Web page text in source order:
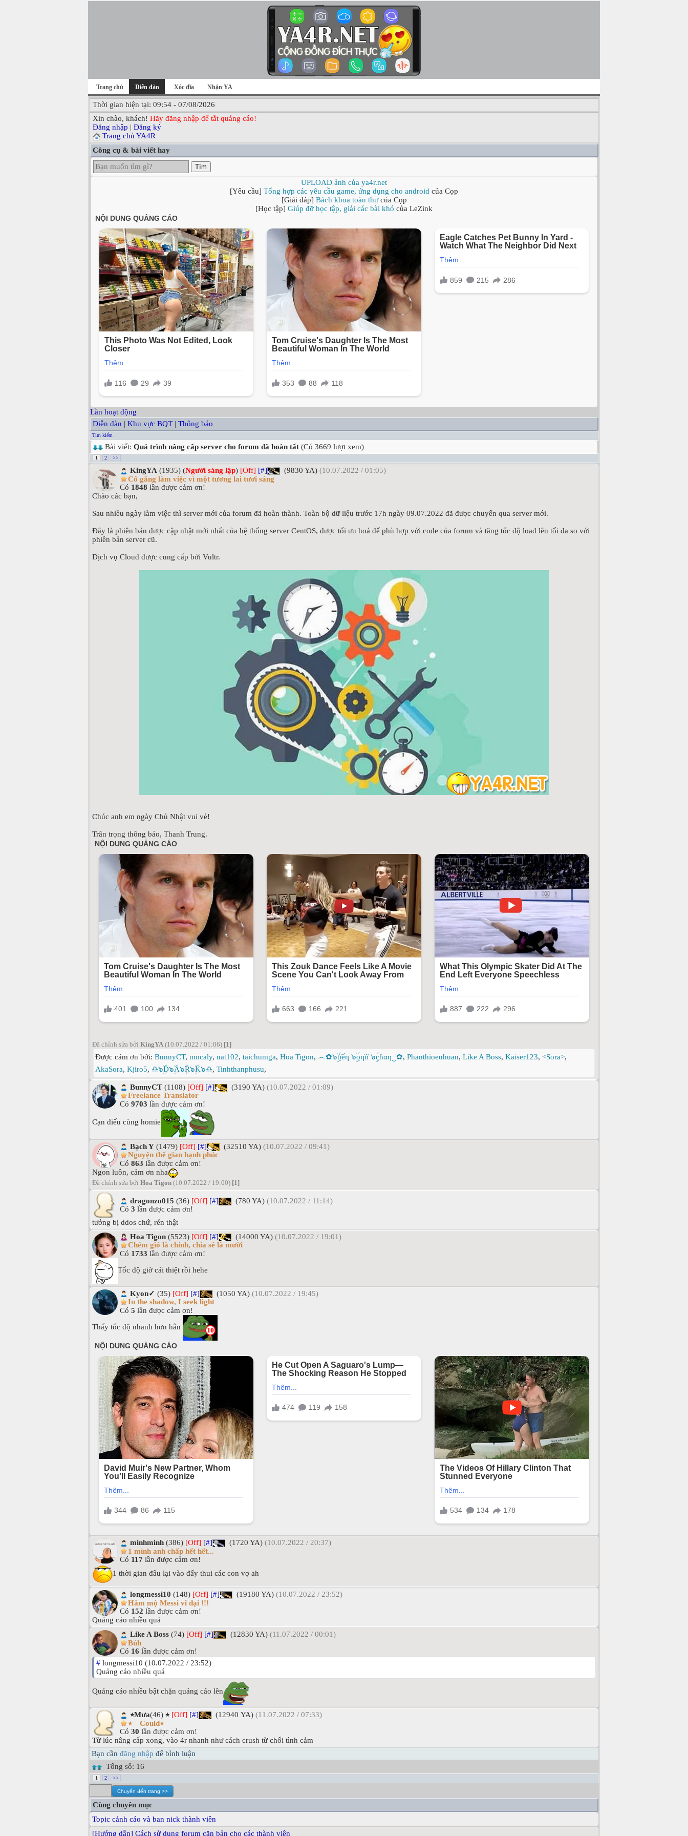
Trang chủ Diễn đàn Xóc đĩa Nhận YA
Thời gian hiện tại: 09:54 - 07/08/2026
Xin chào, khách! Hãy đăng nhập để tắt quảng cáo!
Đăng nhập | Đăng ký
Trang chủ YA4R
Công cụ & bài viết hay
Tìm
UPLOAD ảnh của ya4r.net
[Yêu cầu] Tổng hợp các yêu cầu game, ứng dụng cho android của Cọp
[Giải đáp] Bách khoa toàn thưcủa Cọp
[Học tập] Giúp đỡ học tập, giải các bài khó của LeZink
Lần hoạt động
Diễn đàn | Khu vực BQT | Thông báo
Tìm kiếm
Bài viết: Quá trình nâng cấp server cho forum đã hoàn tất (Có 3669 lượt xem)
1 2 >>
KingYA (1935) (Người sáng lập) [Off] [#] (9830 YA) (10.07.2022 / 01:05)
Cố gắng làm việc vì một tương lai tươi sáng
Có 1848 lần được cảm ơn!
Chào các bạn,
Sau nhiều ngày làm việc thì server mới của forum đã hoàn thành. Toàn bộ dữ liệu trước 17h ngày 09.07.2022 đã được chuyển qua server mới.
Đây là phiên bản được cập nhật mới nhất của hệ thống server CentOS, được tối ưu hoá để phù hợp với code của forum và tăng tốc độ load lên tối đa so với
phiên bản server cũ.
Dịch vụ Cloud được cung cấp bởi Vultr.
Chúc anh em ngày Chủ Nhật vui vẻ!
Trân trọng thông báo, Thanh Trung.
Đã chỉnh sửa bởi KingYA (10.07.2022 / 01:06) [1]
Được cảm ơn bởi: BunnyCT, mocaly, nat102, taichumga, Hoa Tigon, ︵✿๖ۣۜtĭếη ๖ۣۜoηĭĭ ๖ۣۜcɦαη‿✿, Phanthioeuhuan, Like A Boss, Kaiser123, <Sora>,
AkaSora, Kjiro5, ♎๖ۣۜD๖ۣۜA๖ۣۜR๖ۣۜK๖♎, Tinhthanphusu,
BunnyCT (1108) [Off] [#] (3190 YA) (10.07.2022 / 01:09)
Freelance Translator
Có 9703 lần được cảm ơn!
Cạn điếu cùng homie
Bạch Y (1479) [Off] [#] (32510 YA) (10.07.2022 / 09:41)
Nguyện thế gian hạnh phúc
Có 863 lần được cảm ơn!
Ngon luôn, cảm ơn nha
Đã chỉnh sửa bởi Hoa Tigon (10.07.2022 / 19:00) [1]
dragonzo015 (36) [Off] [#] (780 YA) (10.07.2022 / 11:14)
Có 3 lần được cảm ơn!
tưởng bị ddos chứ, rén thật
Hoa Tigon (5523) [Off] [#] (14000 YA) (10.07.2022 / 19:01)
Chém gió là chính, chia sẻ là mười
Có 1733 lần được cảm ơn!
Tốc độ giờ cải thiệt rồi hehe
Kyon✓ (35) [Off] [#] (1050 YA) (10.07.2022 / 19:45)
In the shadow, I seek light
Có 5 lần được cảm ơn!
Thấy tốc độ nhanh hơn hẳn
minhminh (386) [Off] [#] (1720 YA) (10.07.2022 / 20:37)
1 mình anh chấp hết hết...
Có 117 lần được cảm ơn!
1 thời gian đâu lại vào đấy thui các con vợ ah
longmessi10 (148) [Off] [#] (19180 YA) (10.07.2022 / 23:52)
Hâm mộ Messi vĩ đại !!!
Có 152 lần được cảm ơn!
Quảng cáo nhiều quá
Like A Boss (74) [Off] [#] (12830 YA) (11.07.2022 / 00:01)
Bủh
Có 16 lần được cảm ơn!
# longmessi10 (10.07.2022 / 23:52)
Quảng cáo nhiều quá
Quảng cáo nhiều bật chặn quảng cáo lên
٭Mưa٭(46) [Off] [#] (12940 YA) (11.07.2022 / 07:33)
‎٭ Could٭
Có 30 lần được cảm ơn!
Từ lúc nâng cấp xong, vào 4r nhanh như cách crush từ chối tình cảm
Bạn cần đăng nhập để bình luận
Tổng số: 16
1 2 >>
Cùng chuyên mục
Topic cảnh cáo và ban nick thành viên
[Hướng dẫn] Cách sử dụng forum căn bản cho các thành viên